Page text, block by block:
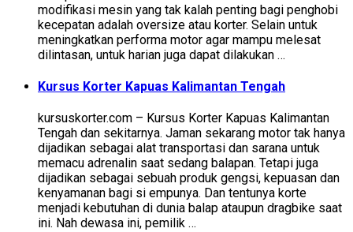
modifikasi mesin yang tak kalah penting bagi penghobi
kecepatan adalah oversize atau korter. Selain untuk
meningkatkan performa motor agar mampu melesat
dilintasan, untuk harian juga dapat dilakukan …
Kursus Korter Kapuas Kalimantan Tengah
kursuskorter.com – Kursus Korter Kapuas Kalimantan
Tengah dan sekitarnya. Jaman sekarang motor tak hanya
dijadikan sebagai alat transportasi dan sarana untuk
memacu adrenalin saat sedang balapan. Tetapi juga
dijadikan sebagai sebuah produk gengsi, kepuasan dan
kenyamanan bagi si empunya. Dan tentunya korte
menjadi kebutuhan di dunia balap ataupun dragbike saat
ini. Nah dewasa ini, pemilik …